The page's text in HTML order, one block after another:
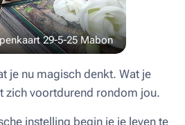
29-5-25 Mabon
je nu magisch denkt. Wat je
zich voortdurend rondom jou.
instelling begin je je leven te